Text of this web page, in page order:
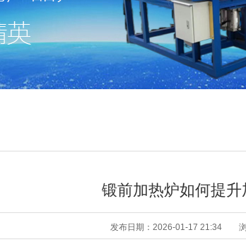
锻前加热炉如何提升
发布日期：2026-01-17 21:34